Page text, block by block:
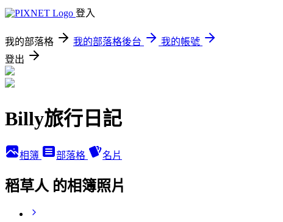
登入
我的部落格 我的部落格後台
我的帳號
登出
Billy旅行日記
相簿 部落格 名片
稻草人 的相簿照片